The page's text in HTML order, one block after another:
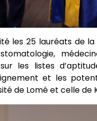
les 25 lauréats de la
les listes
et les
de Lomé et celle de